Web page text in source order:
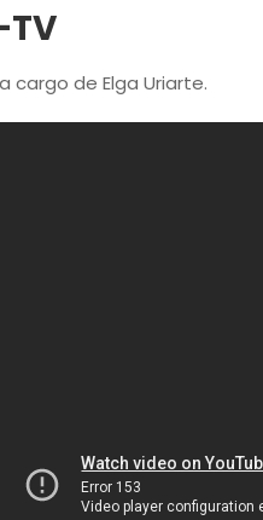
TV
cargo de Elga Uriarte.